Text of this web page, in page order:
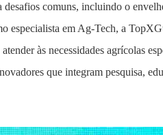
comuns, incluindo o
em Ag-Tech, a
às necessidades agrícolas
que integram pesquisa,